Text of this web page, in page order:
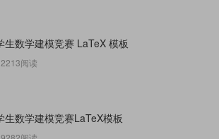
生数学建模竞赛 LaTeX 模板
阅读
生数学建模竞赛LaTeX模板